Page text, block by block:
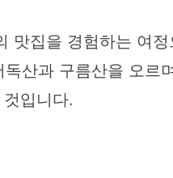
집을 경험하는 여
산과 구름산을 오르
입니다.